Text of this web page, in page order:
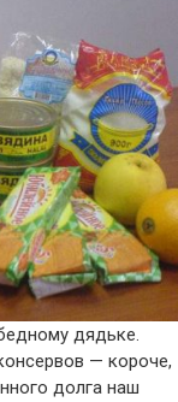
дядьке.
— короче,
долга наш